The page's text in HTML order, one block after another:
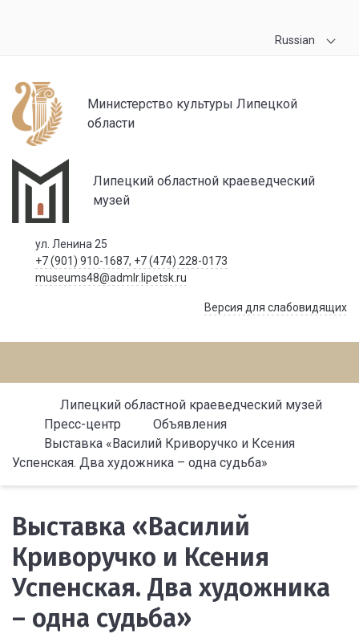
Russian
Министерство культуры Липецкой
области
Липецкий областной краеведческий
музей
ул. Ленина 25
+7 (901) 910-1687, +7 (474) 228-0173
museums48@admlr.lipetsk.ru
Версия для слабовидящих
Липецкий областной краеведческий музей
Пресс-центр
Объявления
Выставка «Василий Криворучко и Ксения
Успенская. Два художника – одна судьба»
Выставка «Василий
Криворучко и Ксения
Успенская. Два художника
– одна судьба»